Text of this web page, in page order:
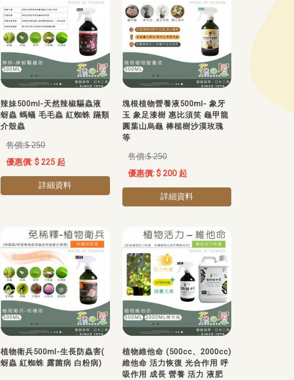
辣妹500ml-天然辣椒驅蟲液
蚜蟲 螞蟻 毛毛蟲 紅蜘蛛 蹣類
介殼蟲
$ 250
$ 225 起
詳細資料
塊根植物營養液500ml- 象牙
玉 象足漆樹 惠比須笑 龜甲龍
圓葉山烏龜 棒槌樹沙漠玫瑰
等
$ 250
$ 200 起
詳細資料
植物衛兵500ml-生長防蟲害(
蚜蟲 紅蜘蛛 露菌病 白粉病)
植物維他命 (500cc、2000cc)
維他命 活力恢復 光合作用 呼
吸作用 成長 營養 活力 液肥